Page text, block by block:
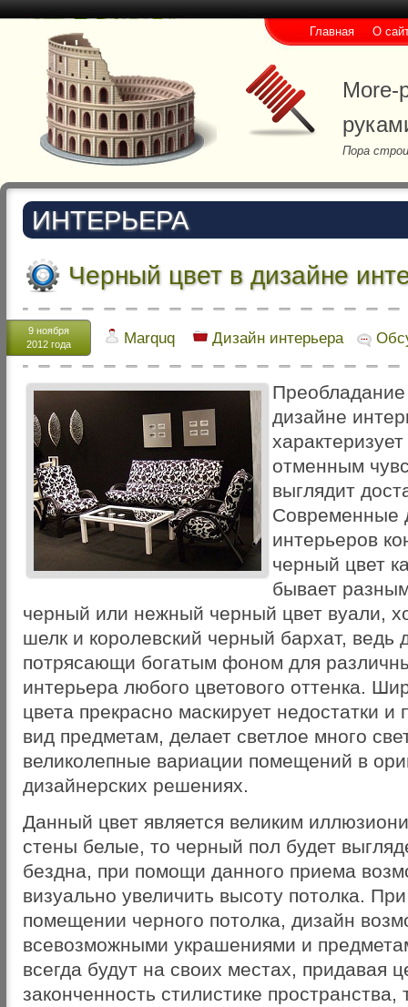
More-
Пора
Главная О
ИНТЕРЬЕРА
Черный цвет в дизайне
9 ноября
2012 года
Marquq Дизайн интерьера
дизайне
отменным
выглядит
Современные
интерьеров
черный цвет
бывает
черный или нежный черный цвет вуали,
шелк и королевский черный бархат, ведь
потрясающи богатым фоном для
интерьера любого цветового оттенка.
цвета прекрасно маскирует недостатки и
вид предметам, делает светлое много
великолепные вариации помещений в
дизайнерских решениях.
Данный цвет является великим
стены белые, то черный пол будет
бездна, при помощи данного приема
визуально увеличить высоту потолка.
помещении черного потолка, дизайн
всевозможными украшениями и
всегда будут на своих местах, придавая
законченность стилистике пространства,